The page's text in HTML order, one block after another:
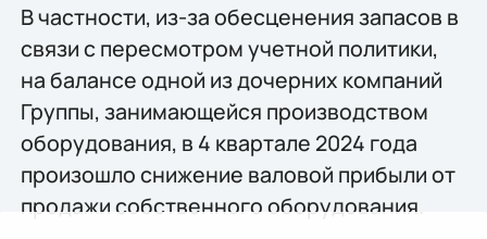
В частности, из-за обесценения запасов в
связи с пересмотром учетной политики,
на балансе одной из дочерних компаний
Группы, занимающейся производством
оборудования, в 4 квартале 2024 года
произошло снижение валовой прибыли от
продажи собственного оборудования.